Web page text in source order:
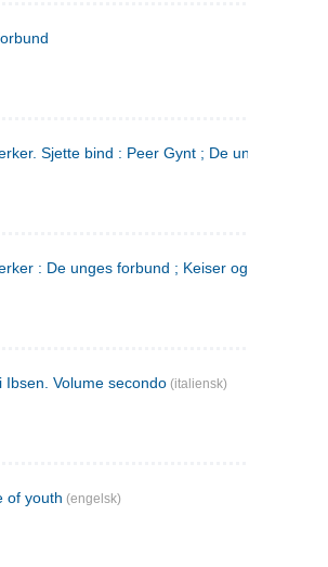
Sjette bind : Peer Gynt ; De unges
: De unges forbund ; Keiser og Galilæer. 3
Ibsen. Volume secondo (italiensk)
of youth (engelsk)